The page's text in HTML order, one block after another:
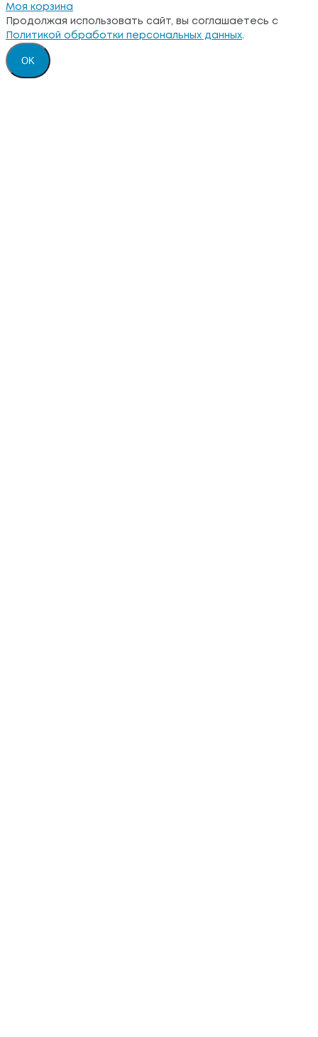
Моя корзина
Продолжая использовать сайт, вы соглашаетесь с
Политикой обработки персональных данных.
OK